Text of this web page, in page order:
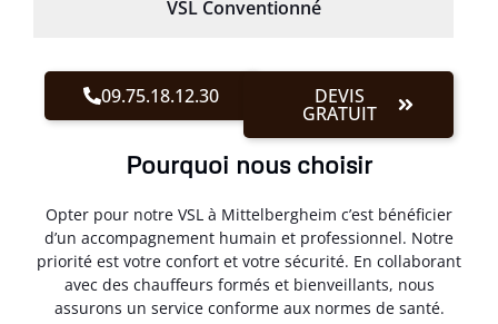
VSL Conventionné
09.75.18.12.30 DEVIS
GRATUIT
Pourquoi nous choisir
Opter pour notre VSL à Mittelbergheim c’est bénéficier
d’un accompagnement humain et professionnel. Notre
priorité est votre confort et votre sécurité. En collaborant
avec des chauffeurs formés et bienveillants, nous
assurons un service conforme aux normes de santé.